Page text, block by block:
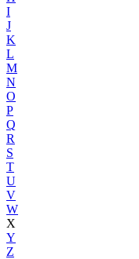
I
J
K
L
M
N
O
P
Q
R
S
T
U
V
W
X
Y
Z